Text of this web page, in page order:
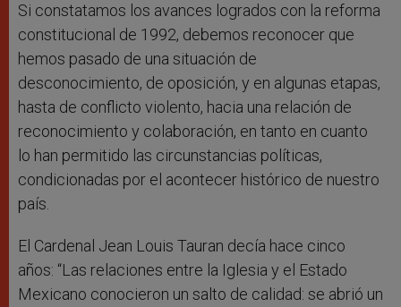
Si constatamos los avances logrados con la reforma
constitucional de 1992, debemos reconocer que
hemos pasado de una situación de
desconocimiento, de oposición, y en algunas etapas,
hasta de conflicto violento, hacia una relación de
reconocimiento y colaboración, en tanto en cuanto
lo han permitido las circunstancias políticas,
condicionadas por el acontecer histórico de nuestro
país.
El Cardenal Jean Louis Tauran decía hace cinco
años: “Las relaciones entre la Iglesia y el Estado
Mexicano conocieron un salto de calidad: se abrió un